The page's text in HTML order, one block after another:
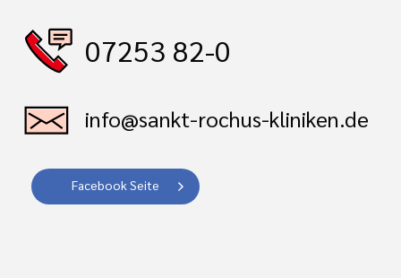
07253 82-0
info@sankt-rochus-kliniken.de
Facebook Seite